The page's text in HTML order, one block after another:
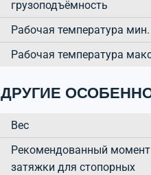
грузоподъёмность
Рабочая температура мин.
Рабочая температура
ДРУГИЕ
Вес
Рекомендованный момент
затяжки для стопорных